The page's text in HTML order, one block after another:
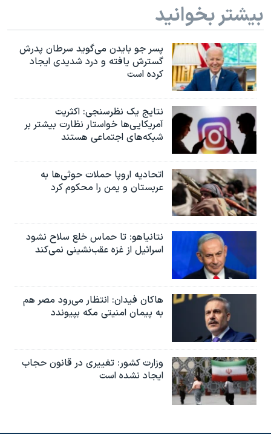
بیشتر بخوانید
پسر جو بایدن می‌گوید سرطان پدرش
گسترش یافته و درد شدیدی ایجاد
کرده است
نتایج یک نظرسنجی: اکثریت
آمریکایی‌ها خواستار نظارت بیشتر بر
شبکه‌های اجتماعی هستند
اتحادیه اروپا حملات حوثی‌ها به
عربستان و یمن را محکوم کرد
نتانیاهو: تا حماس خلع سلاح نشود
اسرائیل از غزه عقب‌نشینی نمی‌کند
هاکان فیدان: انتظار می‌رود مصر هم
به پیمان امنیتی مکه بپیوندد
وزارت کشور: تغییری در قانون حجاب
ایجاد نشده است